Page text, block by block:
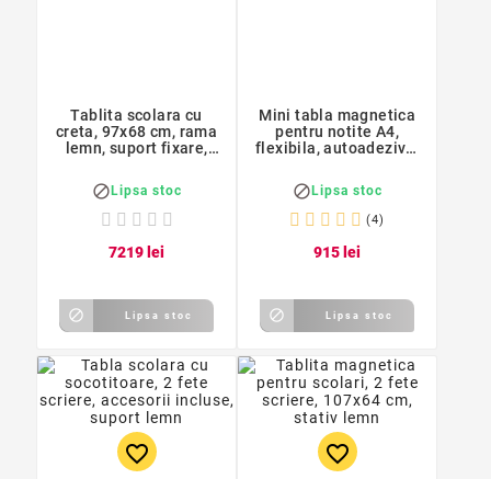
Tablita scolara cu
creta, 97x68 cm, rama
lemn, suport fixare,
Lipsa stoc
7219 lei
 Lipsa stoc
Mini tabla magnetica
pentru notite A4,
flexibila, autoadeziva,
Lipsa stoc
(4)
915 lei
 Lipsa stoc
favorite_border favorite_border